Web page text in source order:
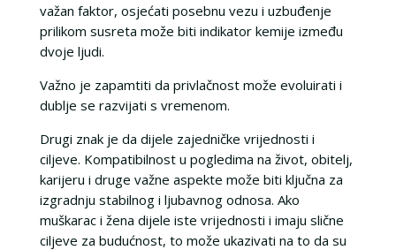
važan faktor, osjećati posebnu vezu i uzbuđenje
prilikom susreta može biti indikator kemije između
dvoje ljudi.
Važno je zapamtiti da privlačnost može evoluirati i
dublje se razvijati s vremenom.
Drugi znak je da dijele zajedničke vrijednosti i
ciljeve. Kompatibilnost u pogledima na život, obitelj,
karijeru i druge važne aspekte može biti ključna za
izgradnju stabilnog i ljubavnog odnosa. Ako
muškarac i žena dijele iste vrijednosti i imaju slične
ciljeve za budućnost, to može ukazivati na to da su